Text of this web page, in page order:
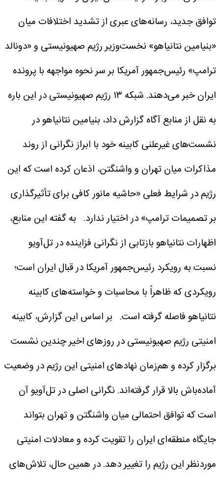
توافق جدید، رسانه‌های عبری از تشدید اختلافات میان
«بنیامین نتانیاهو» نخست‌وزیر رژیم صهیونیستی و «دونالد
ترامپ» رئیس‌جمهور آمریکا بر سر نحوه مواجهه با پرونده
ایران خبر می‌دهند.
شبکه ۱۳ رژیم صهیونیستی در این باره
به نقل از منابع آگاه گزارش داد، بنیامین نتانیاهو در
نشست‌های غیرعلنی کابینه خود با ابراز نگرانی از روند
مذاکرات میان تهران و واشنگتن، اذعان کرده است که این
رژیم در شرایط فعلی «حاشیه مانور کافی برای تأثیرگذاری
بر تصمیمات ترامپ» در اختیار ندارد. به گفته این منابع،
اظهارات نتانیاهو بازتابی از نگرانی فزاینده در تل‌آویو
نسبت به رویکرد رئیس‌جمهور آمریکا در قبال ایران است؛
رویکردی که ظاهراً با محاسبات و خواسته‌های کابینه
نتانیاهو فاصله گرفته است. بر اساس این گزارش، کابینه
امنیتی رژیم صهیونیستی در روزهای اخیر چندین نشست
برگزار کرده و هم‌زمان نهادهای امنیتی این رژیم در وضعیت
آماده‌باش بالا قرار گرفته‌اند. نگرانی اصلی در تل‌آویو آن
است که توافق احتمالی میان واشنگتن و تهران بتواند
جایگاه منطقه‌ای ایران را تقویت کرده و معادلات امنیتی
موردنظر این رژیم را تغییر دهد.در همین حال، تلاش‌های